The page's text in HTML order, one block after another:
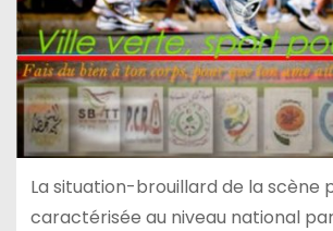
La situation-brouillard de la scène
caractérisée au niveau national